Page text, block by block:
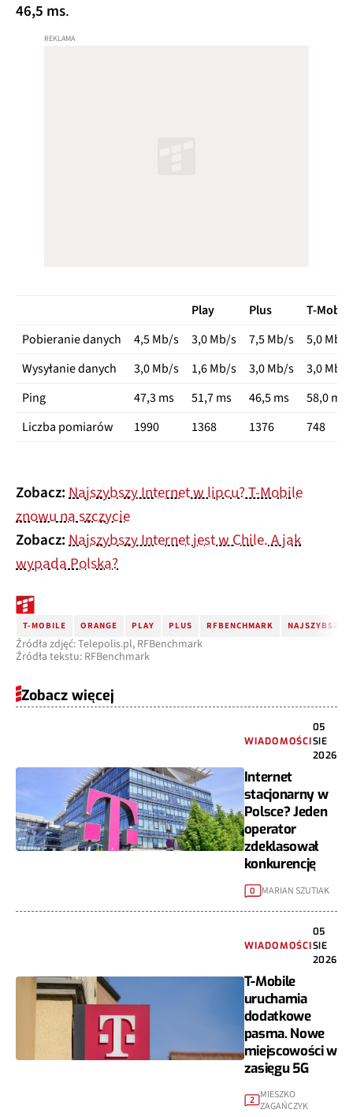
46,5 ms.
Play Plus
T-Mobile
Pobieranie danych
4,5 Mb/s 3,0 Mb/s 7,5 Mb/s
5,0 Mb/s
Wysyłanie danych
3,0 Mb/s 1,6 Mb/s 3,0 Mb/s
3,0 Mb/s
Ping
47,3 ms 51,7 ms 46,5 ms
58,0 ms
Liczba pomiarów
1990 1368 1376 748
Zobacz:Najszybszy Internet w lipcu? T-Mobile
znowu na szczycie
Zobacz:Najszybszy Internet jest w Chile. A jak
wypada Polska?
T-MOBILE ORANGE PLAY PLUS RFBENCHMARK NAJSZYBSZY
Źródła zdjęć: Telepolis.pl, RFBenchmark
Źródła tekstu: RFBenchmark
Zobacz więcej
WIADOMOŚCI
05
SIE
2026
Internet
stacjonarny w
Polsce? Jeden
operator
zdeklasował
konkurencję
0 MARIAN SZUTIAK
WIADOMOŚCI
05
SIE
2026
T-Mobile
uruchamia
dodatkowe
pasma. Nowe
miejscowości w
zasięgu 5G
2 MIESZKO
ZAGAŃCZYK